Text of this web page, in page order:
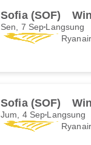
Sofia (SOF)
Sen, 7 Sep Langsung
Ryanair
Sofia (SOF)
Jum, 4 Sep Langsung
Ryanair